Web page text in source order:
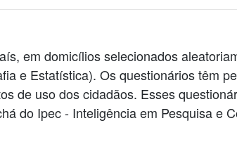
em domicílios selecionados
e Estatística). Os questionários têm
de uso dos cidadãos. Esses
do Ipec - Inteligência em Pesquisa e